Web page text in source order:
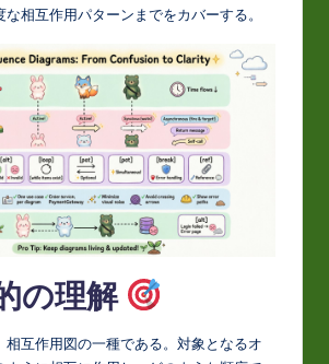
相互作用パターンまでをカバーする。
の理解
相互作用図の一種である。対象となるオ